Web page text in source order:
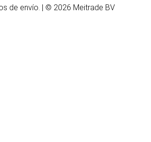
de envío. | © 2026 Meitrade BV